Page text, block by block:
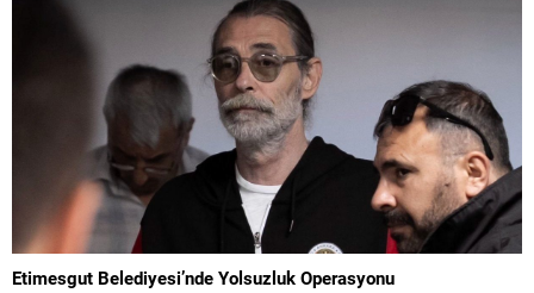
Etimesgut Belediyesi’nde Yolsuzluk Operasyonu